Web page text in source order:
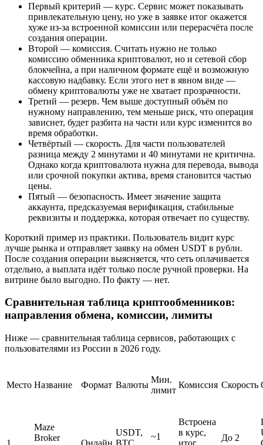
Первый критерий — курс. Сервис может показывать
привлекательную цену, но уже в заявке итог окажется
хуже из-за встроенной комиссии или перерасчёта после
создания операции.
Второй — комиссия. Считать нужно не только
комиссию обменника криптовалют, но и сетевой сбор
блокчейна, а при наличном формате ещё и возможную
кассовую надбавку. Если этого нет в явном виде —
обмену криптовалюты уже не хватает прозрачности.
Третий — резерв. Чем выше доступный объём по
нужному направлению, тем меньше риск, что операция
зависнет, будет разбита на части или курс изменится во
время обработки.
Четвёртый — скорость. Для части пользователей
разница между 2 минутами и 40 минутами не критична.
Однако когда криптовалюта нужна для перевода, вывода
или срочной покупки актива, время становится частью
цены.
Пятый — безопасность. Имеет значение защита
аккаунта, предсказуемая верификация, стабильные
реквизиты и поддержка, которая отвечает по существу.
Короткий пример из практики. Пользователь видит курс
лучше рынка и отправляет заявку на обмен USDT в рубли.
После создания операции выясняется, что сеть оплачивается
отдельно, а выплата идёт только после ручной проверки. На
витрине было выгодно. По факту — нет.
Сравнительная таблица криптообменников:
направления обмена, комиссии, лимиты
Ниже — сравнительная таблица сервисов, работающих с
пользователями из России в 2026 году.
Место Название Формат Валюты
Мин.
лимит
Комиссия Скорость
1
Maze
Broker
Онлайн
USDT,
BTC,
~1
Встроена
в курс,
итог
До 2